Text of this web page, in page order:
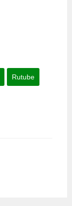
Rutube